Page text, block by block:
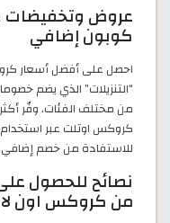
كوبون إضافي
من مختلف الفئات. وفّر
كروكس اوتلت عبر
للاستفادة من خصم إضافي بقيمة 5% وفقًا
نصائح للحصول
من كروكس اون